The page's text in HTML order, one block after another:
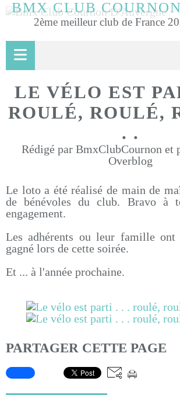
2ème meilleur club de France
LE VÉLO EST
ROULÉ, ROULÉ,
. .
Rédigé par BmxClubCournon et
Overblog
Le loto a été réalisé de main de
de bénévoles du club. Bravo à
engagement.
Les adhérents ou leur famille ont
gagné lors de cette soirée.
Et ... à l'année prochaine.
PARTAGER CETTE PAGE